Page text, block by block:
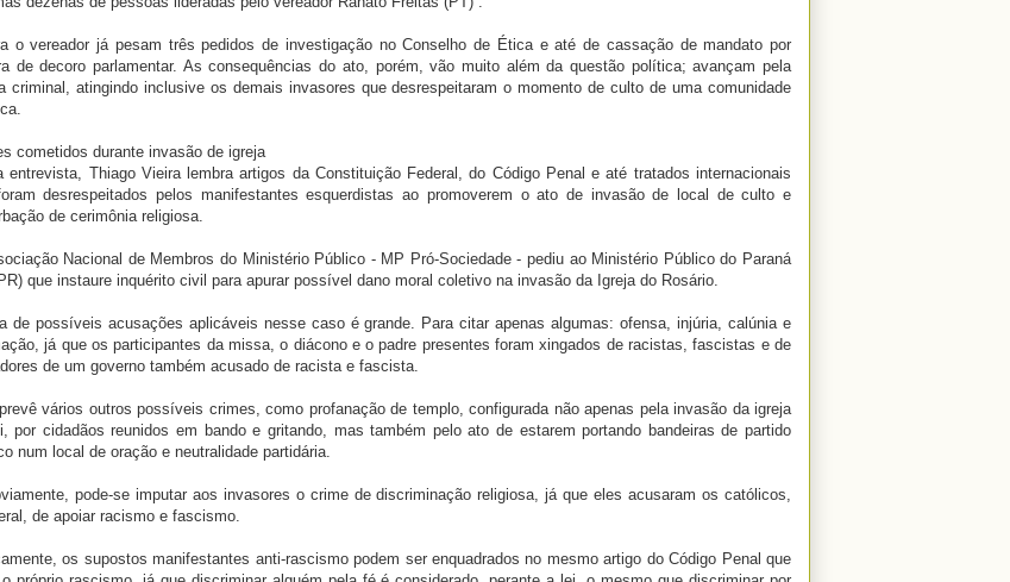
o vereador já pesam três pedidos de investigação no Conselho de Ética e até de cassação de mandato por
de decoro parlamentar. As consequências do ato, porém, vão muito além da questão política; avançam pela
criminal, atingindo inclusive os demais invasores que desrespeitaram o momento de culto de uma comunidade
cometidos durante invasão de igreja
entrevista, Thiago Vieira lembra artigos da Constituição Federal, do Código Penal e até tratados internacionais
desrespeitados pelos manifestantes esquerdistas ao promoverem o ato de invasão de local de culto e
de cerimônia religiosa.
Nacional de Membros do Ministério Público - MP Pró-Sociedade - pediu ao Ministério Público do Paraná
que instaure inquérito civil para apurar possível dano moral coletivo na invasão da Igreja do Rosário.
de possíveis acusações aplicáveis nesse caso é grande. Para citar apenas algumas: ofensa, injúria, calúnia e
já que os participantes da missa, o diácono e o padre presentes foram xingados de racistas, fascistas e de
de um governo também acusado de racista e fascista.
vários outros possíveis crimes, como profanação de templo, configurada não apenas pela invasão da igreja
por cidadãos reunidos em bando e gritando, mas também pelo ato de estarem portando bandeiras de partido
num local de oração e neutralidade partidária.
pode-se imputar aos invasores o crime de discriminação religiosa, já que eles acusaram os católicos,
de apoiar racismo e fascismo.
os supostos manifestantes anti-rascismo podem ser enquadrados no mesmo artigo do Código Penal que